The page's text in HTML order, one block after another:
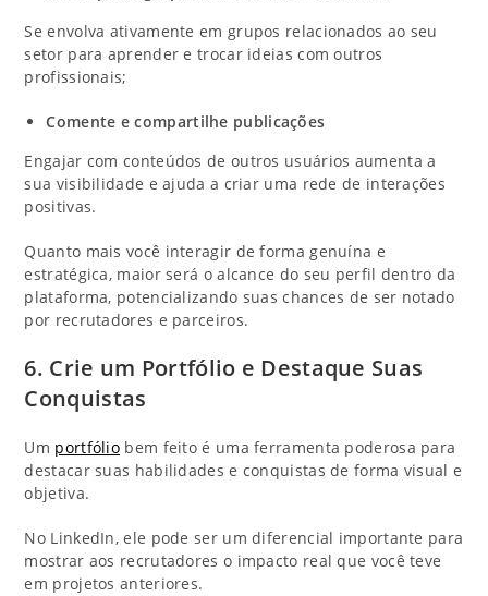
Se envolva ativamente em grupos relacionados ao seu
setor para aprender e trocar ideias com outros
profissionais;
Comente e compartilhe publicações
Engajar com conteúdos de outros usuários aumenta a
sua visibilidade e ajuda a criar uma rede de interações
positivas.
Quanto mais você interagir de forma genuína e
estratégica, maior será o alcance do seu perfil dentro da
plataforma, potencializando suas chances de ser notado
por recrutadores e parceiros.
6. Crie um Portfólio e Destaque Suas
Conquistas
Um portfólio bem feito é uma ferramenta poderosa para
destacar suas habilidades e conquistas de forma visual e
objetiva.
No LinkedIn, ele pode ser um diferencial importante para
mostrar aos recrutadores o impacto real que você teve
em projetos anteriores.